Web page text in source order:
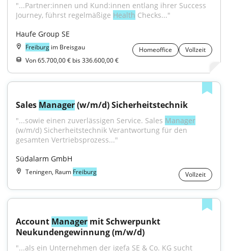
"...Partner:innen und Kund:innen entlang ihrer Success
Journey, führst regelmäßige Health Checks..."
Haufe Group SE
Freiburg im Breisgau Homeoffice
Vollzeit
Von 65.700,00 € bis 336.600,00 €
Sales Manager (w/m/d) Sicherheitstechnik
"...sowie einen zuverlässigen Service. Sales Manager
(w/m/d) Sicherheitstechnik Verantwortung für den
gesamten Vertriebsprozess..."
Südalarm GmbH
Teningen, Raum Freiburg Vollzeit
Account Manager mit Schwerpunkt
Neukundengewinnung (m/w/d)
"...als ein Unternehmen der igefa SE & Co. KG sucht